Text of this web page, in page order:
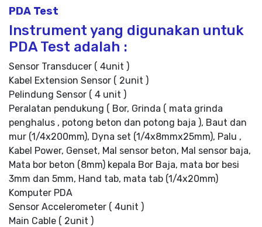
PDA Test
Instrument yang digunakan untuk
PDA Test adalah :
Sensor Transducer ( 4unit )
Kabel Extension Sensor ( 2unit )
Pelindung Sensor ( 4 unit )
Peralatan pendukung ( Bor, Grinda ( mata grinda
penghalus , potong beton dan potong baja ), Baut dan
mur (1/4x200mm), Dyna set (1/4x8mmx25mm), Palu ,
Kabel Power, Genset, Mal sensor beton, Mal sensor baja,
Mata bor beton (8mm) kepala Bor Baja, mata bor besi
3mm dan 5mm, Hand tab, mata tab (1/4x20mm)
Komputer PDA
Sensor Accelerometer ( 4unit )
Main Cable ( 2unit )